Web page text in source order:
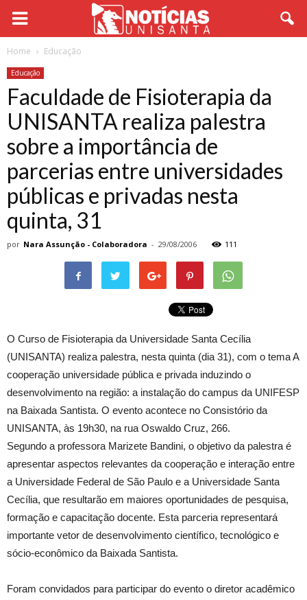
Home Educação
Educação
Faculdade de Fisioterapia da
UNISANTA realiza palestra
sobre a importância de
parcerias entre universidades
públicas e privadas nesta
quinta, 31
por Nara Assunção - Colaboradora - 29/08/2006 111
O Curso de Fisioterapia da Universidade Santa Cecília
(UNISANTA) realiza palestra, nesta quinta (dia 31), com o tema A
cooperação universidade pública e privada induzindo o
desenvolvimento na região: a instalação do campus da UNIFESP
na Baixada Santista. O evento acontece no Consistório da
UNISANTA, às 19h30, na rua Oswaldo Cruz, 266.
Segundo a professora Marizete Bandini, o objetivo da palestra é
apresentar aspectos relevantes da cooperação e interação entre
a Universidade Federal de São Paulo e a Universidade Santa
Cecília, que resultarão em maiores oportunidades de pesquisa,
formação e capacitação docente. Esta parceria representará
importante vetor de desenvolvimento científico, tecnológico e
sócio-econômico da Baixada Santista.
Foram convidados para participar do evento o diretor acadêmico